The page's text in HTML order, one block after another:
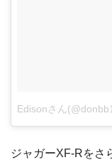
Edisonさん
ジャガーXF-Rをさ